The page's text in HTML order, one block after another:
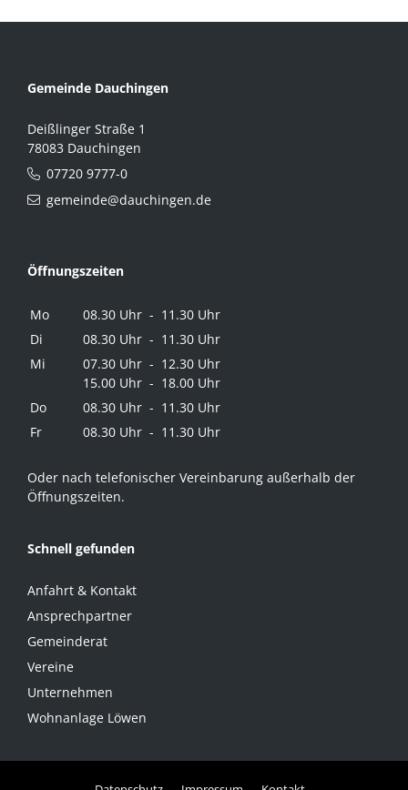
Gemeinde Dauchingen
Deißlinger Straße 1
78083 Dauchingen
07720 9777-0
gemeinde@dauchingen.de
Öffnungszeiten
Mo
08.30 Uhr - 11.30 Uhr
Di
08.30 Uhr - 11.30 Uhr
Mi
07.30 Uhr - 12.30 Uhr
15.00 Uhr - 18.00 Uhr
Do
08.30 Uhr - 11.30 Uhr
Fr
08.30 Uhr - 11.30 Uhr
Oder nach telefonischer Vereinbarung außerhalb der
Öffnungszeiten.
Schnell gefunden
Anfahrt & Kontakt
Ansprechpartner
Gemeinderat
Vereine
Unternehmen
Wohnanlage Löwen